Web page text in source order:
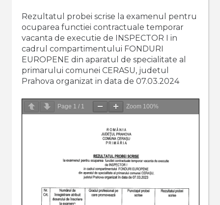
Rezultatul probei scrise la examenul pentru
ocuparea functiei contractuale temporar
vacanta de executie de INSPECTOR I in
cadrul compartimentului FONDURI
EUROPENE din aparatul de specialitate al
primarului comunei CERASU, judetul
Prahova organizat in data de 07.03.2024
Page 1 / 1 Zoom 100%